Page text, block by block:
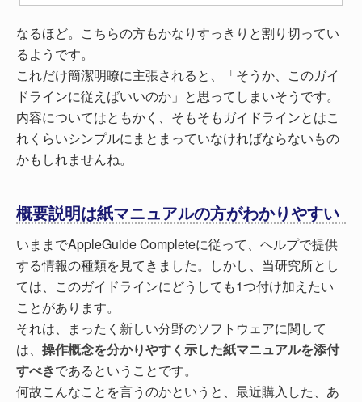
なるほど。こちらの方もかなりすっきりと割り切ってい
るようです。
これだけ簡潔明瞭に主張されると、「そうか、このガイ
ドラインに従えばいいのか」と思ってしまいそうです。
内容についてはともかく、そもそもガイドラインとはこ
れくらいシンプルにまとまっていなければならないもの
かもしれませんね。
概要説明は紙マニュアルの方がわかりやすい
いままでAppleGuide Completeに従って、ヘルプで提供
する情報の種類を見てきました。しかし、当研究所とし
ては、このガイドラインにどうしても1つ付け加えたい
ことがあります。
それは、まったく新しい分野のソフトウェアに関して
は、 操作概念を分かりやすく示した紙マニュアルを添付
すべきであるということです。
何故こんなことを言うのかというと、最近購入した、あ